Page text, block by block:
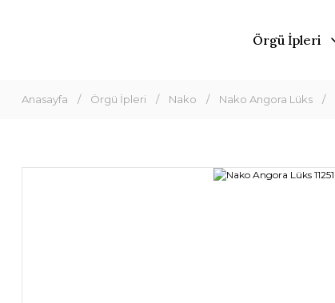
Örgü İpleri
Anasayfa Örgü İpleri Nako Nako Angora Lüks